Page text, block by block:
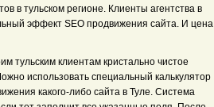
в тульском регионе. Клиенты агентства в
эффект SEO продвижения сайта. И цена
тульским клиентам кристально чистое
использовать специальный калькулятор
какого-либо сайта в Туле. Система